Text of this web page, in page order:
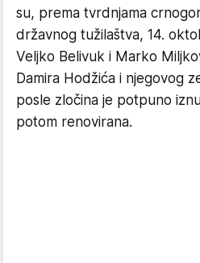
su, prema tvrdnjama
državnog tužilaštva, 14.
Veljko Belivuk i Marko
Damira Hodžića i njegovog
posle zločina je potpuno
potom renovirana.